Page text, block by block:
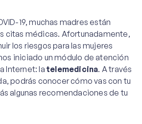
19, muchas madres están
citas médicas. Afortunadamente,
los riesgos para las mujeres
iniciado un módulo de atención
Internet: la telemedicina. A través
podrás conocer cómo vas con tu
algunas recomendaciones de tu